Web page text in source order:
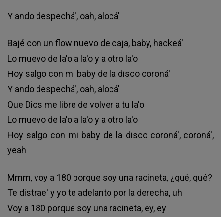
Y ando despechá', oah, alocá'
Bajé con un flow nuevo de caja, baby, hackeá'
Lo muevo de la'o a la'o y a otro la'o
Hoy salgo con mi baby de la disco coroná'
Y ando despechá', oah, alocá'
Que Dios me libre de volver a tu la'o
Lo muevo de la'o a la'o y a otro la'o
Hoy salgo con mi baby de la disco coroná', coroná',
yeah
Mmm, voy a 180 porque soy una racineta, ¿qué, qué?
Te distrae' y yo te adelanto por la derecha, uh
Voy a 180 porque soy una racineta, ey, ey